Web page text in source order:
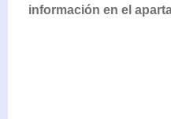
información en el